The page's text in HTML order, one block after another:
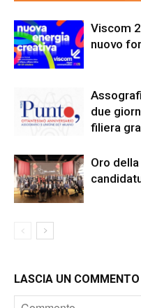
Viscom
nuovo
due
filiera
Oro
LASCIA UN COMMENTO